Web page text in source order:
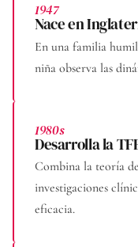
1947
Nace en
En una familia
niña observa las
1980s
Desarrolla la
Combina la teoría
investigaciones
eficacia.